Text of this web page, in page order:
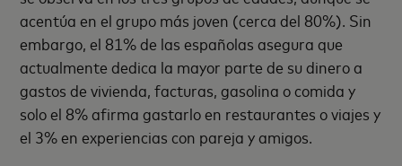
acentúa en el grupo más joven (cerca del 80%). Sin
embargo, el 81% de las españolas asegura que
actualmente dedica la mayor parte de su dinero a
gastos de vivienda, facturas, gasolina o comida y
solo el 8% afirma gastarlo en restaurantes o viajes y
el 3% en experiencias con pareja y amigos.